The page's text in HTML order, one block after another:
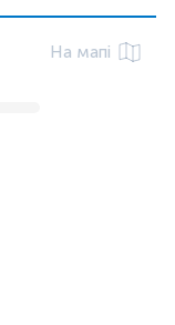
На мапі